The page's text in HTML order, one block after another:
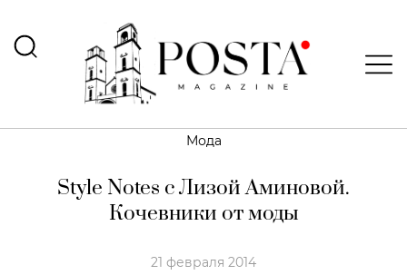
Мода
Style Notes с Лизой Аминовой.
Кочевники от моды
21 февраля 2014